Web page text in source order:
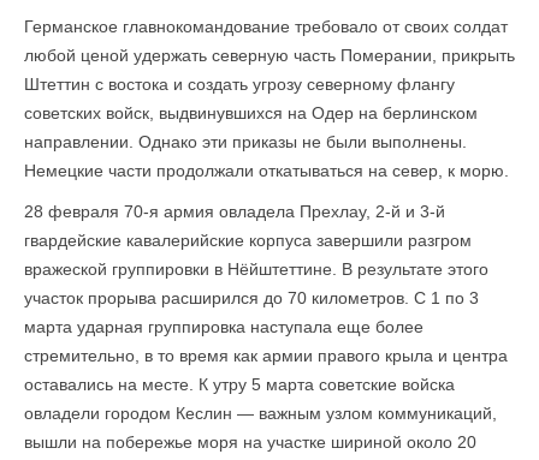
Германское главнокомандование требовало от своих солдат
любой ценой удержать северную часть Померании, прикрыть
Штеттин с востока и создать угрозу северному флангу
советских войск, выдвинувшихся на Одер на берлинском
направлении. Однако эти приказы не были выполнены.
Немецкие части продолжали откатываться на север, к морю.
28 февраля 70-я армия овладела Прехлау, 2-й и 3-й
гвардейские кавалерийские корпуса завершили разгром
вражеской группировки в Нёйштеттине. В результате этого
участок прорыва расширился до 70 километров. С 1 по 3
марта ударная группировка наступала еще более
стремительно, в то время как армии правого крыла и центра
оставались на месте. К утру 5 марта советские войска
овладели городом Кеслин — важным узлом коммуникаций,
вышли на побережье моря на участке шириной около 20